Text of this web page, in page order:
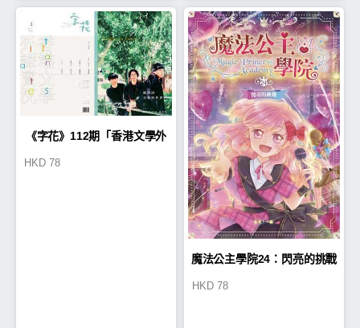
《字花》112期「香港文學外
HKD 78
魔法公主學院24：閃亮的挑戰
HKD 78